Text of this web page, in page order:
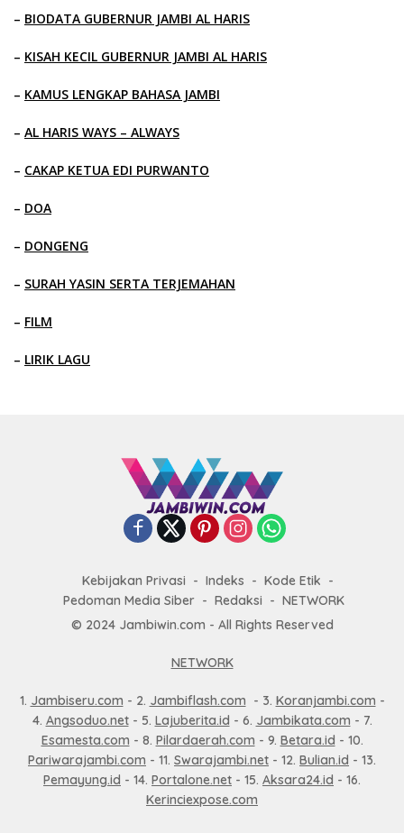
– BIODATA GUBERNUR JAMBI AL HARIS
– KISAH KECIL GUBERNUR JAMBI AL HARIS
– KAMUS LENGKAP BAHASA JAMBI
– AL HARIS WAYS – ALWAYS
– CAKAP KETUA EDI PURWANTO
– DOA
– DONGENG
– SURAH YASIN SERTA TERJEMAHAN
– FILM
– LIRIK LAGU
Kebijakan Privasi Indeks
Kode Etik
Pedoman Media Siber
Redaksi
NETWORK
© 2024 Jambiwin.com - All Rights Reserved
NETWORK
1. Jambiseru.com - 2. Jambiflash.com - 3. Koranjambi.com -
4. Angsoduo.net- 5. Lajuberita.id - 6. Jambikata.com - 7.
Esamesta.com - 8. Pilardaerah.com - 9. Betara.id - 10.
Pariwarajambi.com - 11. Swarajambi.net - 12. Bulian.id - 13.
Pemayung.id - 14. Portalone.net - 15. Aksara24.id - 16.
Kerinciexpose.com